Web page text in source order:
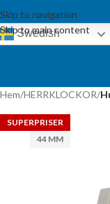
Skip to navigation
Skip to main content
Swedish
Hem/HERRKLOCKOR/
SUPERPRISER
44 MM